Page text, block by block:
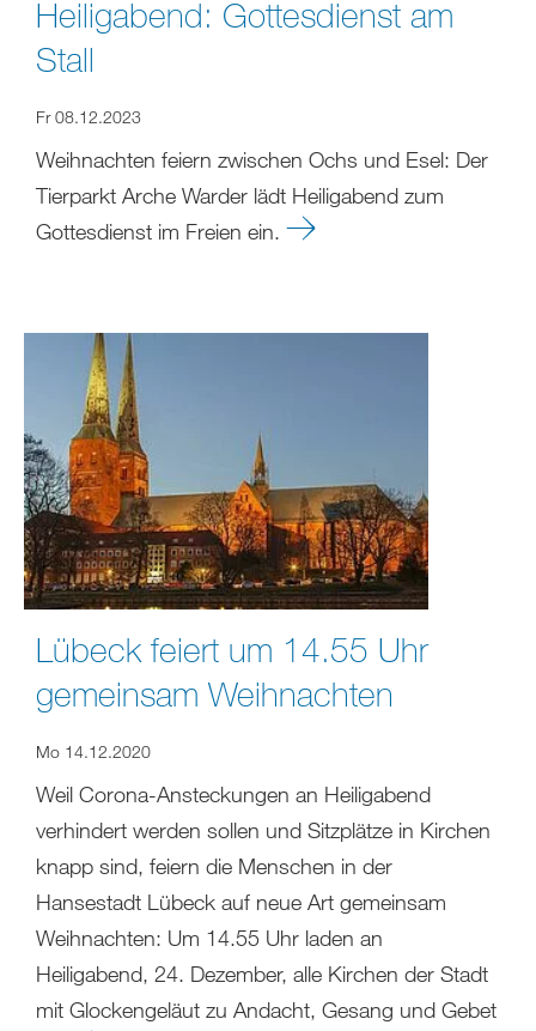
Heiligabend: Gottesdienst am
Stall
Fr 08.12.2023
Weihnachten feiern zwischen Ochs und Esel: Der
Tierparkt Arche Warder lädt Heiligabend zum
Gottesdienst im Freien ein.
Lübeck feiert um 14.55 Uhr
gemeinsam Weihnachten
Mo 14.12.2020
Weil Corona-Ansteckungen an Heiligabend
verhindert werden sollen und Sitzplätze in Kirchen
knapp sind, feiern die Menschen in der
Hansestadt Lübeck auf neue Art gemeinsam
Weihnachten: Um 14.55 Uhr laden an
Heiligabend, 24. Dezember, alle Kirchen der Stadt
mit Glockengeläut zu Andacht, Gesang und Gebet